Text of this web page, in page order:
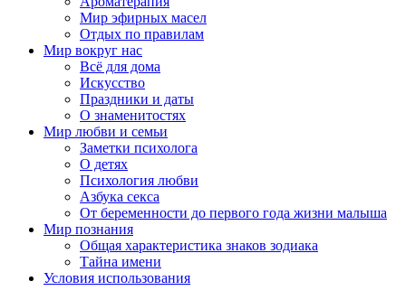
Мир эфирных масел
Отдых по правилам
Мир вокруг нас
Всё для дома
Искусство
Праздники и даты
О знаменитостях
Мир любви и семьи
Заметки психолога
О детях
Психология любви
Азбука секса
От беременности до первого года жизни малыша
Мир познания
Общая характеристика знаков зодиака
Тайна имени
Условия использования